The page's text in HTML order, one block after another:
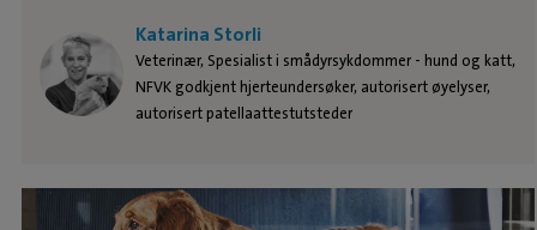
Katarina Storli
Veterinær, Spesialist i smådyrsykdommer - hund og katt,
NFVK godkjent hjerteundersøker, autorisert øyelyser,
autorisert patellaattestutsteder